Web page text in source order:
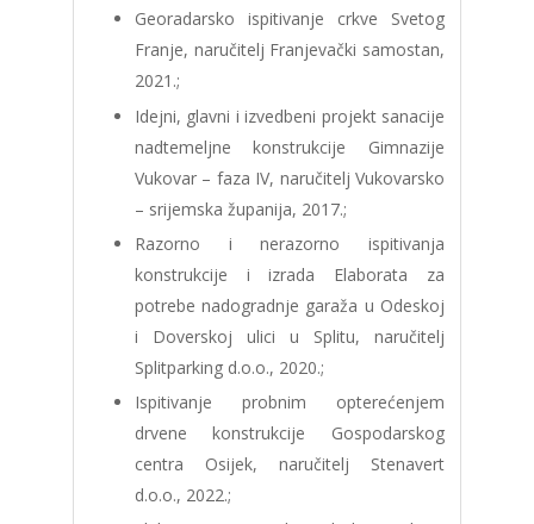
Georadarsko ispitivanje crkve Svetog
Franje, naručitelj Franjevački samostan,
2021.;
Idejni, glavni i izvedbeni projekt sanacije
nadtemeljne konstrukcije Gimnazije
Vukovar – faza IV, naručitelj Vukovarsko
– srijemska županija, 2017.;
Razorno i nerazorno ispitivanja
konstrukcije i izrada Elaborata za
potrebe nadogradnje garaža u Odeskoj
i Doverskoj ulici u Splitu, naručitelj
Splitparking d.o.o., 2020.;
Ispitivanje probnim opterećenjem
drvene konstrukcije Gospodarskog
centra Osijek, naručitelj Stenavert
d.o.o., 2022.;